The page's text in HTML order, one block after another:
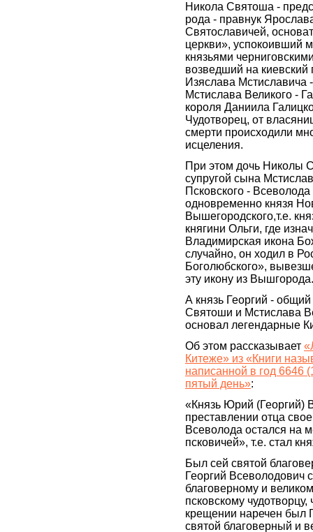
Никола Святоша -
рода - правнук
Святославичей,
церкви», успокоивший
князьями
возведший на киевский
Изяслава Мстиславича
Мстислава Великого -
короля Даниила
Чудотворец, от
смерти происходили
исцеления.
При этом дочь Николы
супругой сына
Псковского -
одновременно князя
Вышегородского,т.е.
княгини Ольги, где
Владимирская икона
случайно, он ходил в
Боголюбского»,
эту икону из Вышгорода.
А князь Георгий -
Святоши и Мстислава
основал легендарные
Об этом рассказывает
Китеже» из «Книги
написанной в год 6646
пятый день»:
«Князь Юрий (Георгий)
преставлении отца
Всеволода остался на
псковичей», т.е. стал
Был сей святой
Георгий Всеволодович
благоверному и
псковскому чудотворцу,
крещении наречен был
святой благоверный и